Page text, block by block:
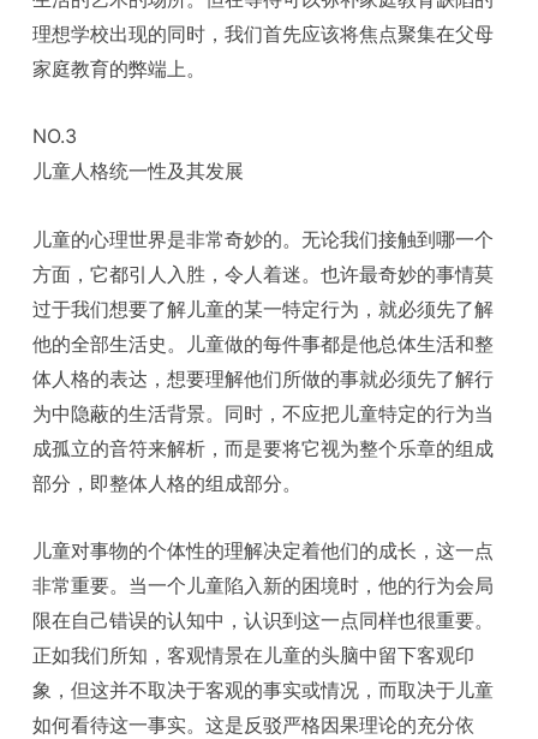
理想学校出现的同时，我们首先应该将焦点聚集在父母
家庭教育的弊端上。
NO.3
儿童人格统一性及其发展
儿童的心理世界是非常奇妙的。无论我们接触到哪一个
方面，它都引人入胜，令人着迷。也许最奇妙的事情莫
过于我们想要了解儿童的某一特定行为，就必须先了解
他的全部生活史。儿童做的每件事都是他总体生活和整
体人格的表达，想要理解他们所做的事就必须先了解行
为中隐蔽的生活背景。同时，不应把儿童特定的行为当
成孤立的音符来解析，而是要将它视为整个乐章的组成
部分，即整体人格的组成部分。
儿童对事物的个体性的理解决定着他们的成长，这一点
非常重要。当一个儿童陷入新的困境时，他的行为会局
限在自己错误的认知中，认识到这一点同样也很重要。
正如我们所知，客观情景在儿童的头脑中留下客观印
象，但这并不取决于客观的事实或情况，而取决于儿童
如何看待这一事实。这是反驳严格因果理论的充分依